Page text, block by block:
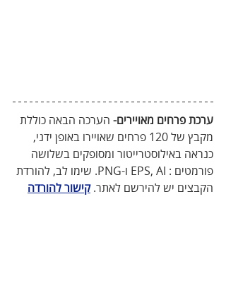
ערכת פרחים מאויירים- הערכה הבאה כוללת
מקבץ של 120 פרחים שאויירו באופן ידני,
כנראה באילוסטרייטור ומסופקים בשלושה
פורמטים : EPS, AI ו-PNG. שימו לב, להורדת
הקבצים יש להירשם לאתר. קישור להורדה